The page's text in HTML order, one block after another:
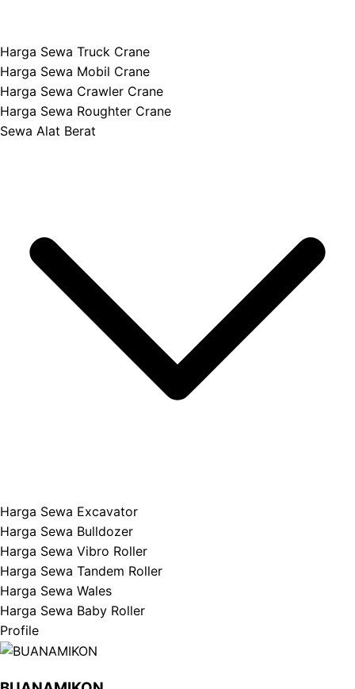
Harga Sewa Truck Crane
Harga Sewa Mobil Crane
Harga Sewa Crawler Crane
Harga Sewa Roughter Crane
Sewa Alat Berat
Harga Sewa Excavator
Harga Sewa Bulldozer
Harga Sewa Vibro Roller
Harga Sewa Tandem Roller
Harga Sewa Wales
Harga Sewa Baby Roller
Profile